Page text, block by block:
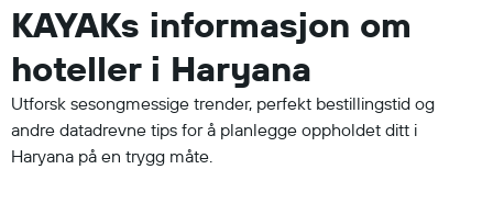
KAYAKs informasjon om
hoteller i Haryana
Utforsk sesongmessige trender, perfekt bestillingstid og
andre datadrevne tips for å planlegge oppholdet ditt i
Haryana på en trygg måte.